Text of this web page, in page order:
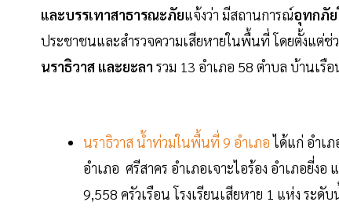
และบรรเทาสาธารณะภัยแจ้งว่า มีสถานการณ์อุทกภัย
ประชาชนและสำรวจความเสียหายในพื้นที่ โดยตั้งแต่
นราธิวาส และยะลา รวม 13 อำเภอ 58 ตำบล บ้านเรื
นราธิวาส น้ำท่วมในพื้นที่ 9 อำเภอได้แก่ อำเ
อำเภอ ศรีสาคร อำเภอเจาะไอร้อง อำเภอยี่ง
9,558 ครัวเรือน โรงเรียนเสียหาย 1 แห่ง ระดับ